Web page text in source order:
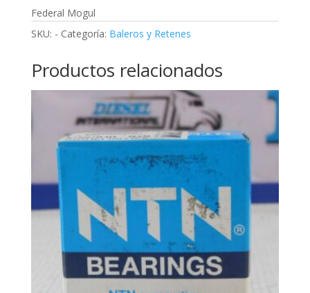
Federal Mogul
SKU: - Categoría: Baleros y Retenes
Productos relacionados